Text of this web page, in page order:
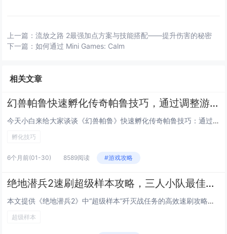
上一篇：流放之路 2最强加点方案与技能搭配——提升伤害的秘密
下一篇：如何通过 Mini Games: Calm
相关文章
幻兽帕鲁快速孵化传奇帕鲁技巧，通过调整游戏内时间与特定食物组合可大幅缩短孵化等待
今天小白来给大家谈谈《幻兽帕鲁》快速孵化传奇帕鲁技巧：通过调整游戏内时间与特定食物组合可大幅缩短孵化等待。，以及对应的知...
孵化技巧
6个月前(01-30) 8589阅读 #游戏攻略
绝地潜兵2速刷超级样本攻略，三人小队最佳路线推荐，高效通关高难度歼灭战任务
本文提供《绝地潜兵2》中“超级样本”歼灭战任务的高效速刷攻略，聚焦三人小队协同作战，推荐最优路线：开局直取西北主样本点，...
超级样本